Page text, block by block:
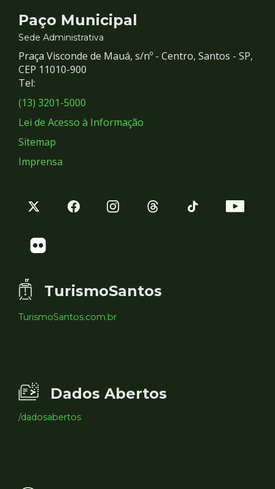
Contato
e
Redes
Sociais
Paço Municipal
Sede Administrativa
Praça Visconde de Mauá, s/nº - Centro, Santos - SP,
CEP 11010-900
Tel:
(13) 3201-5000
Lei de Acesso à Informação
Sitemap
Imprensa
TurismoSantos
TurismoSantos.com.br
Dados Abertos
/dadosabertos